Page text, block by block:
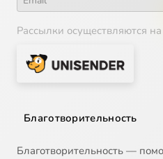
Рассылки осуществляются
Благотворительность
Благотворительность —